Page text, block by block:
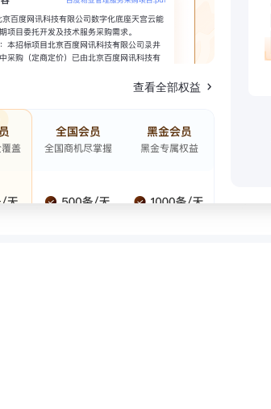
查看全部权益